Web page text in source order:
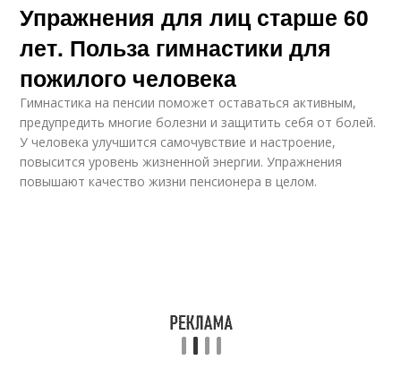
Постельная
гимнастика
Гимнастика для
пожилы
Зарядки для пожилых
людей
Упражнения для лиц старше 60
лет. Польза гимнастики для
пожилого человека
Гимнастика на пенсии поможет оставаться активным,
предупредить многие болезни и защитить себя от болей.
У человека улучшится самочувствие и настроение,
повысится уровень жизненной энергии. Упражнения
повышают качество жизни пенсионера в целом.